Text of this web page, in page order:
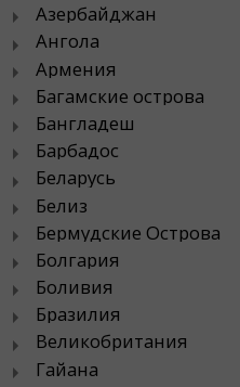
Азербайджан
Ангола
Армения
Багамские острова
Бангладеш
Барбадос
Беларусь
Белиз
Бермудские Острова
Болгария
Боливия
Бразилия
Великобритания
Гайана